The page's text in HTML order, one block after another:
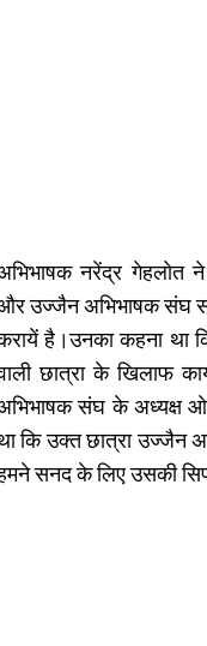
नरेंद्र गेहलोत
उज्जैन अभिभाषक संघ
है।उनका कहना था
छात्रा के खिलाफ
संघ के अध्यक्ष
कि उक्त छात्रा उज्जैन
सनद के लिए उसकी